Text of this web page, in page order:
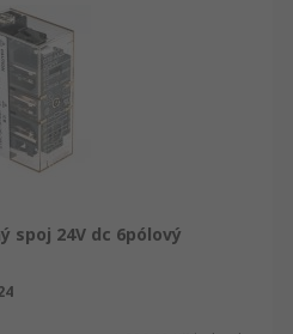
spoj 24V dc 6pólový